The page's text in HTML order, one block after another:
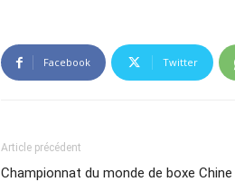
Facebook Twitter
Article précédent
Championnat du monde de boxe Chine